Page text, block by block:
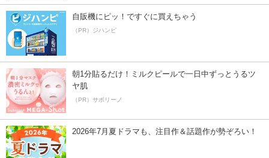
自販機にピッ！ですぐに買えちゃう
（PR）ジハンピ
朝1分貼るだけ！ミルクピールで一日中ずっとうるツ
ヤ肌
（PR）サボリーノ
2026年7月夏ドラマも、注目作＆話題作が勢ぞろい！